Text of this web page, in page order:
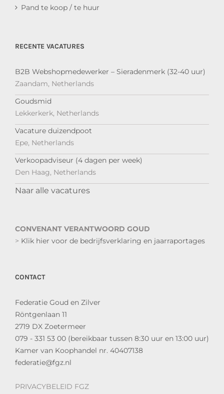
Pand te koop / te huur
RECENTE VACATURES
B2B Webshopmedewerker – Sieradenmerk (32-40 uur)
Zaandam, Netherlands
Goudsmid
Lekkerkerk, Netherlands
Vacature duizendpoot
Epe, Netherlands
Verkoopadviseur (4 dagen per week)
Den Haag, Netherlands
Naar alle vacatures
CONVENANT VERANTWOORD GOUD
> Klik hier voor de bedrijfsverklaring en jaarraportages
CONTACT
Federatie Goud en Zilver
Röntgenlaan 11
2719 DX Zoetermeer
079 - 331 53 00 (bereikbaar tussen 8:30 uur en 13:00 uur)
Kamer van Koophandel nr. 40407138
federatie@fgz.nl
PRIVACYBELEID FGZ